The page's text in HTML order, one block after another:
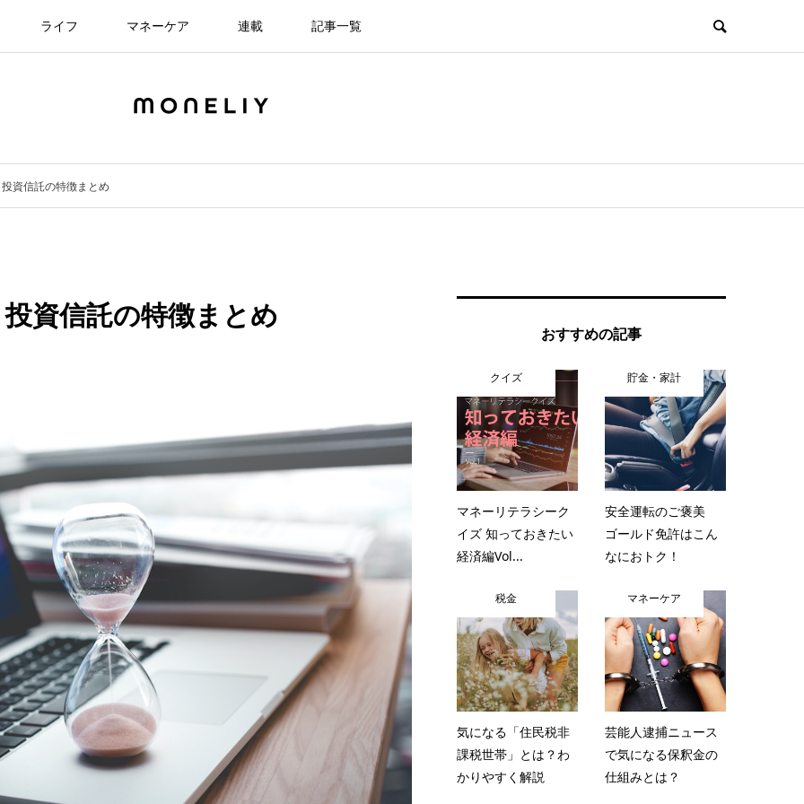
ライフ マネーケア 連載 記事一覧
資信託の特徴まとめ
資信託の特徴まとめ
おすすめの記事
クイズ
マネーリテラシーク
イズ 知っておきたい
経済編Vol...
貯金・家計
安全運転のご褒美
ゴールド免許はこん
なにおトク！
税金
気になる「住民税非
課税世帯」とは？わ
かりやすく解説
マネーケア
芸能人逮捕ニュース
で気になる保釈金の
仕組みとは？